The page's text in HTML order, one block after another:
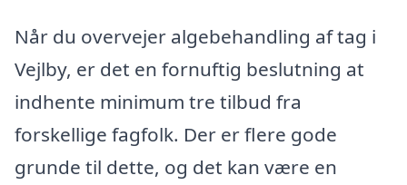
Når du overvejer algebehandling af tag i
Vejlby, er det en fornuftig beslutning at
indhente minimum tre tilbud fra
forskellige fagfolk. Der er flere gode
grunde til dette, og det kan være en